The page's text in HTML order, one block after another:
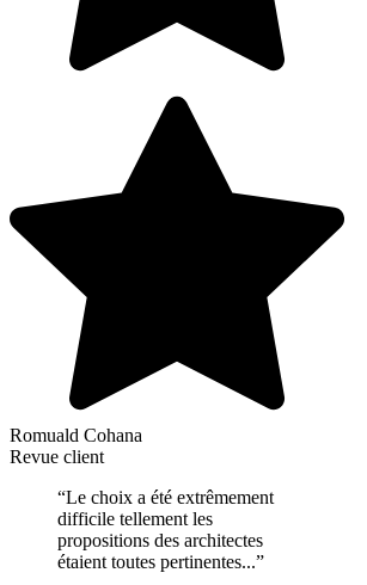
Romuald Cohana
Revue client
“Le choix a été extrêmement
difficile tellement les
propositions des architectes
étaient toutes pertinentes...”